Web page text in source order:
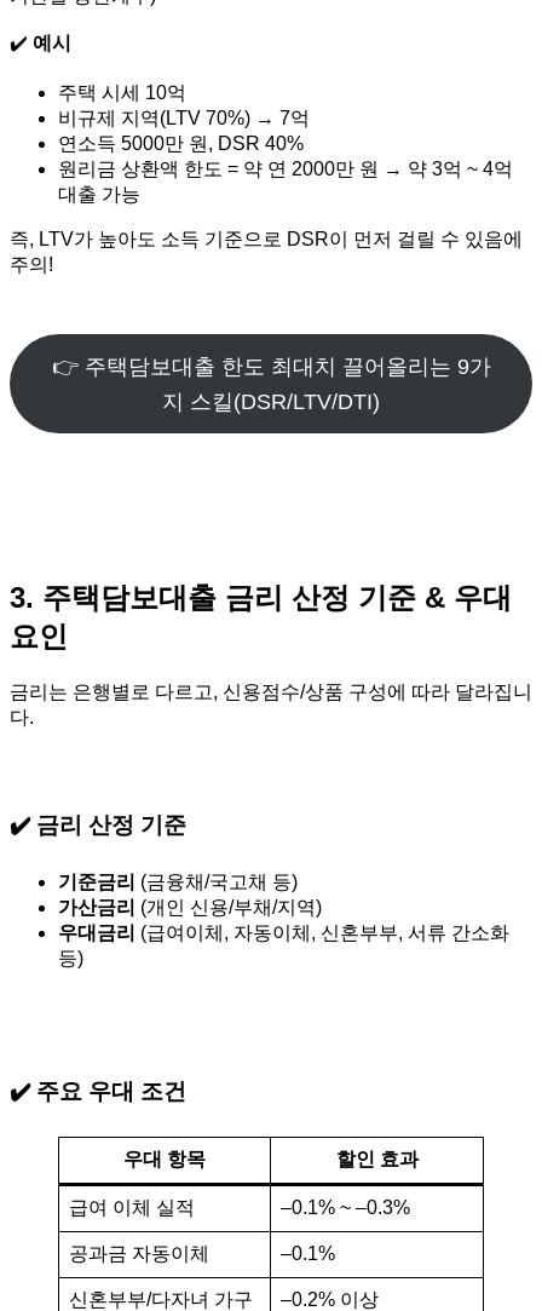
✔️ 예시
주택 시세 10억
비규제 지역(LTV 70%) → 7억
연소득 5000만 원, DSR 40%
원리금 상환액 한도 = 약 연 2000만 원 → 약 3억 ~ 4억
대출 가능
즉, LTV가 높아도 소득 기준으로 DSR이 먼저 걸릴 수 있음에
주의!
👉 주택담보대출 한도 최대치 끌어올리는 9가
지 스킬(DSR/LTV/DTI)
3. 주택담보대출 금리 산정 기준 & 우대
요인
금리는 은행별로 다르고, 신용점수/상품 구성에 따라 달라집니
다.
✔️ 금리 산정 기준
기준금리 (금융채/국고채 등)
가산금리 (개인 신용/부채/지역)
우대금리 (급여이체, 자동이체, 신혼부부, 서류 간소화
등)
✔️ 주요 우대 조건
우대 항목 할인 효과
급여 이체 실적 –0.1% ~ –0.3%
공과금 자동이체 –0.1%
신혼부부/다자녀 가구 –0.2% 이상